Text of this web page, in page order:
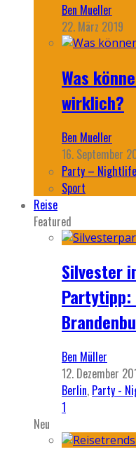
Ben Mueller
22. März 2019
Was
wirklich?
Ben Mueller
16. September
Party –
Sport
Reise
Featured
Silvester
Partytipp:
Ben Müller
12. Dezember
Berlin, Party -
1
Neu